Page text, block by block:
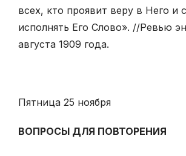
всех, кто проявит веру в Него и
исполнять Его Слово». //Ревью
августа 1909 года.
Пятница 25 ноября
ВОПРОСЫ ДЛЯ ПОВТОРЕНИЯ